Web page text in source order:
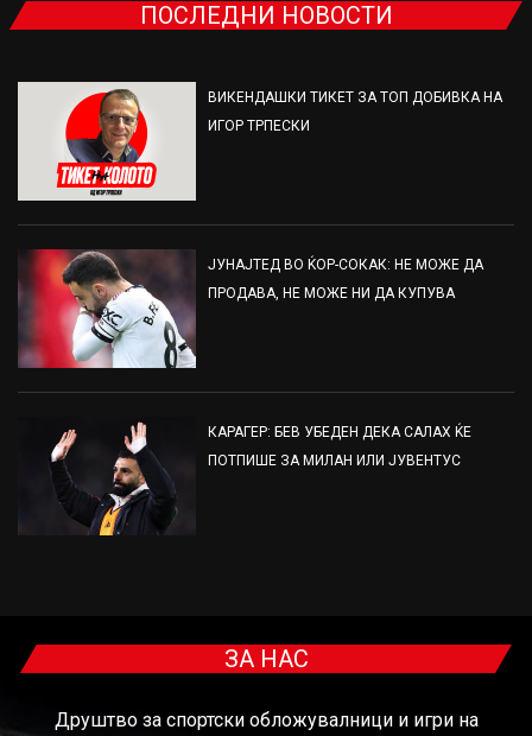
ПОСЛЕДНИ НОВОСТИ
ВИКЕНДАШКИ ТИКЕТ ЗА ТОП ДОБИВКА НА
ИГОР ТРПЕСКИ
ЈУНАЈТЕД ВО ЌОР-СОКАК: НЕ МОЖЕ ДА
ПРОДАВА, НЕ МОЖЕ НИ ДА КУПУВА
КАРАГЕР: БЕВ УБЕДЕН ДЕКА САЛАХ ЌЕ
ПОТПИШЕ ЗА МИЛАН ИЛИ ЈУВЕНТУС
ЗА НАС
Друштво за спортски обложувалници и игри на